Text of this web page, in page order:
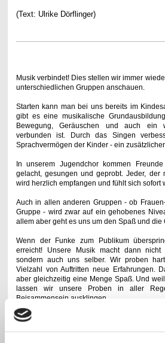
(Text: Ulrike Dörflinger)
Musik verbindet! Dies stellen wir immer
unterschiedlichen Gruppen anschauen.
Starten kann man bei uns bereits im
gibt es eine musikalische
Bewegung, Geräuschen und auch ein
verbunden ist. Durch das Singen
Sprachvermögen der Kinder - ein
In unserem Jugendchor kommen
gelacht, gesungen und geprobt. Jeder, der
wird herzlich empfangen und fühlt sich sofort
Auch in allen anderen Gruppen - ob
Gruppe - wird zwar auf ein gehobenes
allem aber geht es uns um den Spaß und die
Wenn der Funke zum Publikum
erreicht! Unsere Musik macht dann
sondern auch uns selber. Wir proben
Vielzahl von Auftritten neue Erfahrungen.
aber gleichzeitig eine Menge Spaß. Und
lassen wir unsere Proben in aller
Beisammensein ausklingen.
Sie möchten nicht länger alleine singen? Wir
in unserer Runde begrüßen.